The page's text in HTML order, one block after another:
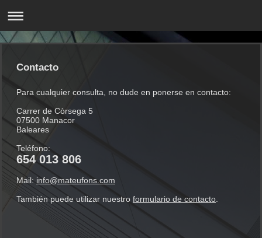
Contacto
Para cualquier consulta, no dude en ponerse en contacto:
Carrer de Còrsega 5
07500 Manacor
Baleares
Teléfono:
654 013 806
Mail: info@mateufons.com
También puede utilizar nuestro formulario de contacto